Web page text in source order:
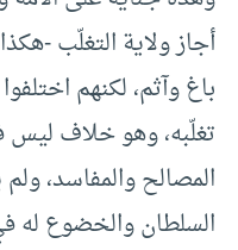
أجاز ولاية التغلّب -
باغ وآثم، لكنهم
تغلّبه، وهو خلاف ليس
المصالح والمفاسد،
السلطان والخضوع له